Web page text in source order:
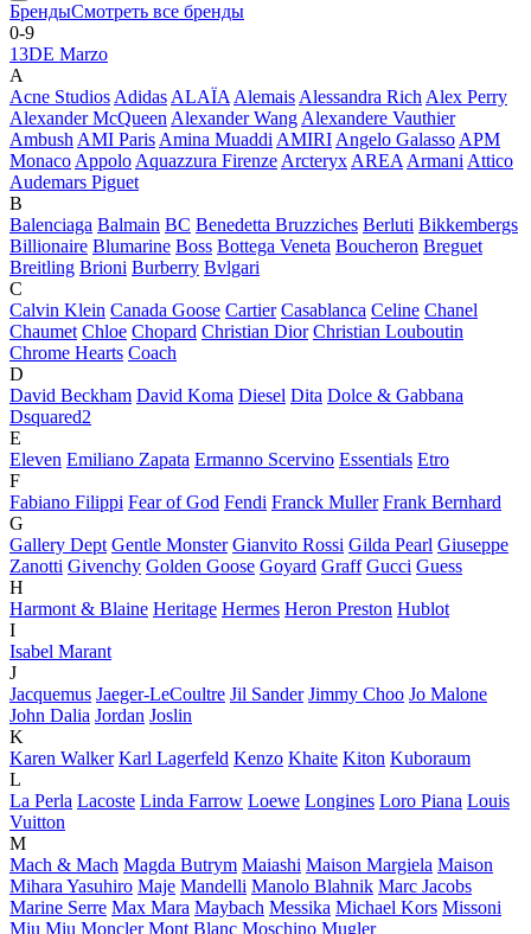
БрендыСмотреть все бренды
0-9
13DE Marzo
A
Acne StudiosAdidasALAÏAAlemaisAlessandra RichAlex Perry
Alexander McQueenAlexander WangAlexandere Vauthier
AmbushAMI ParisAmina MuaddiAMIRIAngelo GalassoAPM
MonacoAppoloAquazzura FirenzeArcteryxAREAArmaniAttico
Audemars Piguet
B
Balenciaga Balmain BC Benedetta Bruzziches Berluti Bikkembergs
Billionaire Blumarine Boss Bottega Veneta Boucheron Breguet
Breitling Brioni Burberry Bvlgari
C
Calvin Klein Canada Goose Cartier Casablanca Celine Chanel
Chaumet Chloe Chopard Christian Dior Christian Louboutin
Chrome Hearts Coach
D
David Beckham David Koma Diesel Dita Dolce & Gabbana
Dsquared2
E
Eleven Emiliano Zapata Ermanno Scervino Essentials Etro
F
Fabiano Filippi Fear of God Fendi Franck Muller Frank Bernhard
G
Gallery Dept Gentle Monster Gianvito Rossi Gilda Pearl Giuseppe
Zanotti Givenchy Golden Goose Goyard Graff Gucci Guess
H
Harmont & Blaine Heritage Hermes Heron Preston Hublot
I
Isabel Marant
J
Jacquemus Jaeger-LeCoultre Jil Sander Jimmy Choo Jo Malone
John Dalia Jordan Joslin
K
Karen Walker Karl Lagerfeld Kenzo Khaite Kiton Kuboraum
L
La Perla Lacoste Linda Farrow Loewe Longines Loro Piana Louis
Vuitton
M
Mach & Mach Magda Butrym Maiashi Maison Margiela Maison
Mihara Yasuhiro Maje Mandelli Manolo Blahnik Marc Jacobs
Marine Serre Max Mara Maybach Messika Michael Kors Missoni
Miu Miu Moncler Mont Blanc Moschino Mugler